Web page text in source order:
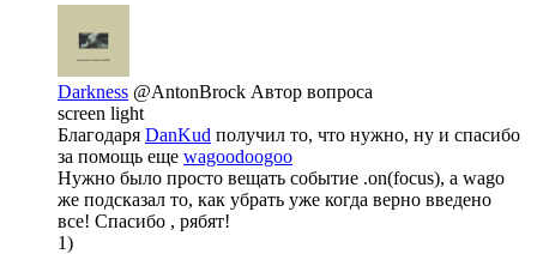
Darkness @AntonBrock Автор вопроса
screen light
Благодаря DanKud получил то, что нужно, ну и спасибо
за помощь еще wagoodoogoo
Нужно было просто вещать событие .on(focus), а wago
же подсказал то, как убрать уже когда верно введено
все! Спасибо , рябят!
1)